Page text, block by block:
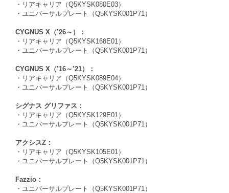
・リアキャリア（Q5KYSK080E03）
・ユニバーサルプレート（Q5KYSK001P71）
CYGNUS X（’26～）：
・リアキャリア（Q5KYSK168E01）
・ユニバーサルプレート（Q5KYSK001P71）
CYGNUS X（’16～’21）：
・リアキャリア（Q5KYSK089E04）
・ユニバーサルプレート（Q5KYSK001P71）
シグナス グリファス：
・リアキャリア（Q5KYSK129E01）
・ユニバーサルプレート（Q5KYSK001P71）
アクシスZ：
・リアキャリア（Q5KYSK105E01）
・ユニバーサルプレート（Q5KYSK001P71）
Fazzio：
・ユニバーサルプレート（Q5KYSK001P71）